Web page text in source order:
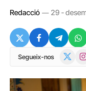
Redacció 29 -
Segueix-nos